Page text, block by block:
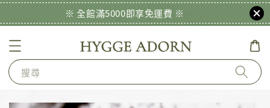
※ 全館滿5000即享免運費 ※
搜尋